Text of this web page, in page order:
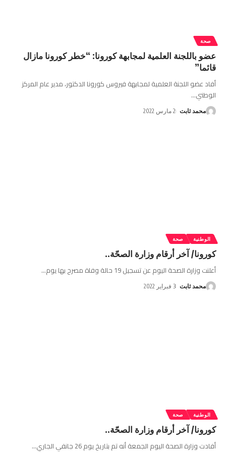
صحة
عضو باللجنة العلمية لمجابهة كورونا: “خطر كورونا مازال
قائما”
أفاد عضو اللجنة العلمية لمجابهة فيروس كورونا الدكتور، مدير عام المركز
الوطني…
محمد ثابت 2 مارس 2022
الوطنية صحة
كورونا/ آخر أرقام وزارة الصحّة..
أعلنت وزارة الصحة اليوم عن تسجيل 19 حالة وفاة مصرح بها يوم …
محمد ثابت 3 فبراير 2022
الوطنية صحة
كورونا/ آخر أرقام وزارة الصحّة..
أفادت وزارة الصحة اليوم الجمعة أنه تم بتاريخ يوم 26 جانفي الجاري …